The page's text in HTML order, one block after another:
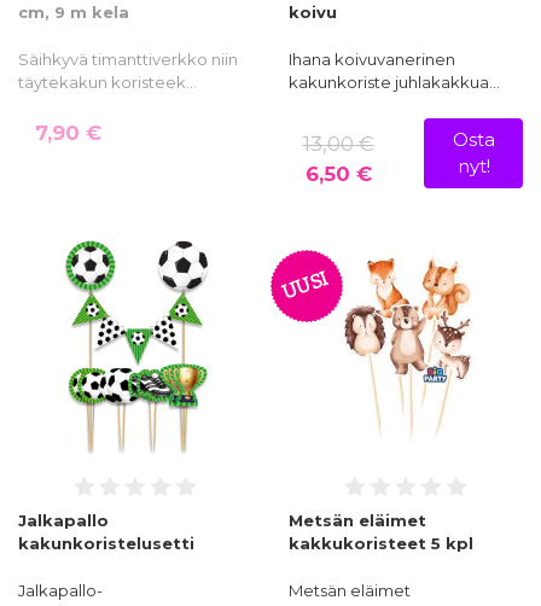
cm, 9 m kela
Säihkyvä timanttiverkko niin
täytekakun koristeek…
7,90 €
koivu
Ihana koivuvanerinen
kakunkoriste juhlakakkua…
13,00 €
6,50 €
Osta
nyt!
Jalkapallo
kakunkoristelusetti
Jalkapallo-
UUSI
Metsän eläimet
kakkukoristeet 5 kpl
Metsän eläimet